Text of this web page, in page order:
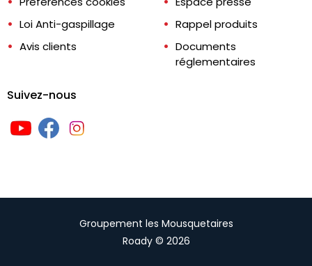
Loi Anti-gaspillage
Avis clients
Rappel produits
Documents
réglementaires
Suivez-nous
Groupement les Mousquetaires
Roady © 2026